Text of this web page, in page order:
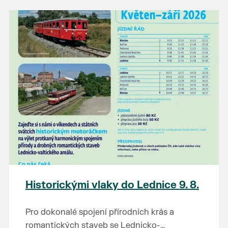
Prodejce prosíme tradičně o příchod 30
minut před začátkem, aby si vše na
prodejních místech stihli přichystat. Pokud
plánujete přijít a chcete rezervovat prodejní
místo, potvrďte prosím účast přes email
petr.vlasak@breclav.eu nebo zde v události,
ať víme, s kolika lidmi máme počítat. Počet
prodejních míst je omezen.
Těšíme se jako vždy!
Historickými vlaky do Lednice 9. 8.
Pro dokonalé spojení přírodních krás a
romantických staveb se Lednicko-